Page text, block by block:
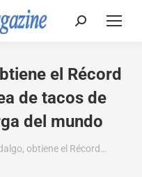
Buscar:
el Récord
de tacos de
del mundo
obtiene el Récord…